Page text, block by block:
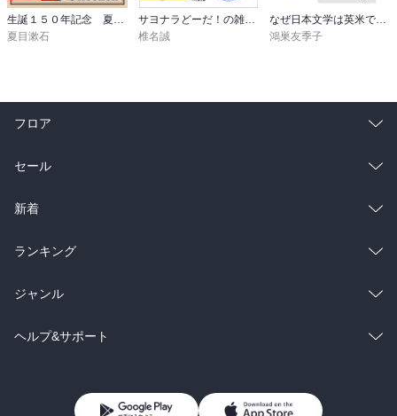
夏目漱石
椎名誠
鴻巣友季子
フロア
総合
ラノベ
雑誌・グラビア
BL・TL
セール
総合
ラノベ
雑誌・グラビア
BL・TL
新着
総合
ラノベ
雑誌・グラビア
ランキング
総合
ラノベ
ジャンル
コミック
ヘルプ&サポート